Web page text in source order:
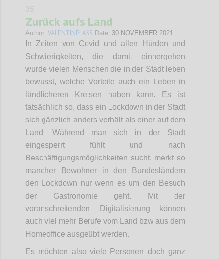
Zurück aufs Land
Author: VALENTINPLASS Date: 30 NOVEMBER 2021
In Zeiten von Covid und allen Hürden und
Schwierigkeiten, die damit einhergehen
wurde vielen Menschen die in der Stadt leben
bewusst, welche Vorteile auch ein Leben in
ländlicheren Kreisen haben kann. Es ist
tatsächlich so, dass ein Lockdown in der Stadt
sich gänzlich anders verhält als einer auf dem
Land. Während man sich in der Stadt
eingesperrt fühlt und nach
Beschäftigungsmöglichkeiten sucht, merkt so
mancher Bewohner in den Bundesländern
den Lockdown nur wenn es um den Besuch
der Gastronomie geht. Mit der
voranschreitenden Digitalisierung können
auch viel mehr Berufe vom Land bzw aus dem
Homeoffice ausgeübt werden.
Es möchten also viele Personen doch ganz